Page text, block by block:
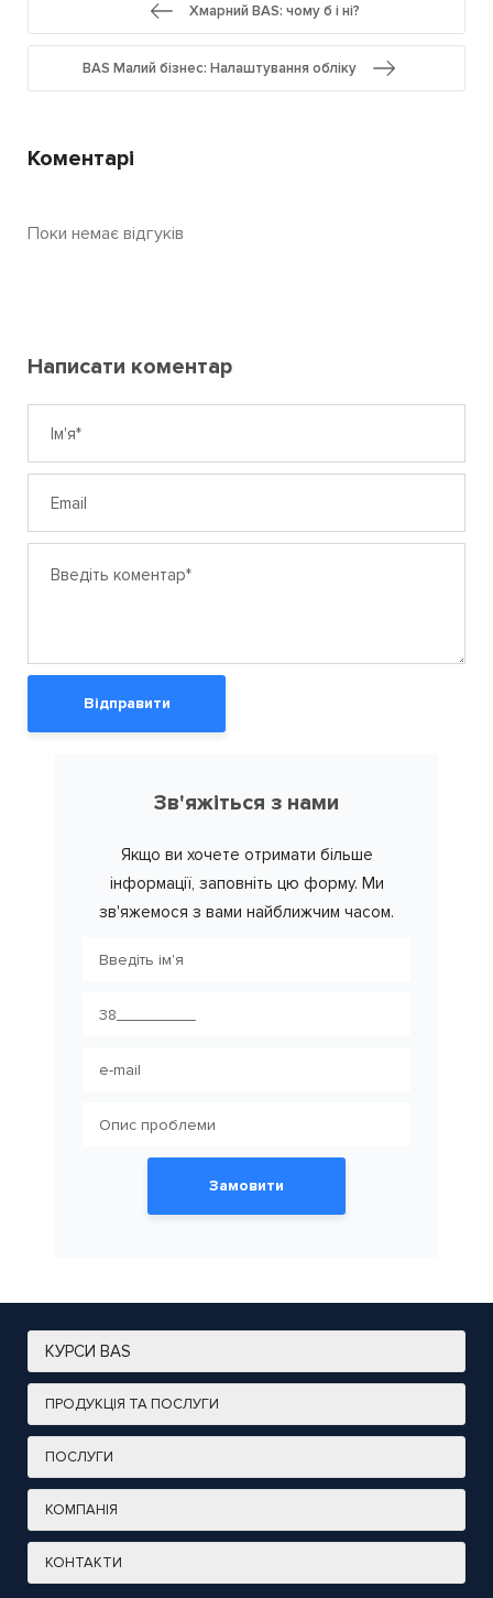
Хмарний BAS: чому б і ні?
BAS Малий бізнес: Налаштування обліку
Коментарі
Поки немає відгуків
Написати коментар
Відправити
Зв'яжіться з нами
Якщо ви хочете отримати більше
інформації, заповніть цю форму. Ми
зв'яжемося з вами найближчим часом.
Замовити
КУРСИ BAS
ПРОДУКЦІЯ ТА ПОСЛУГИ
ПОСЛУГИ
КОМПАНІЯ
КОНТАКТИ